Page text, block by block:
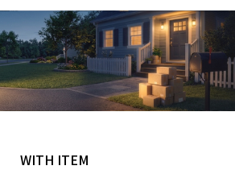
WITH ITEM